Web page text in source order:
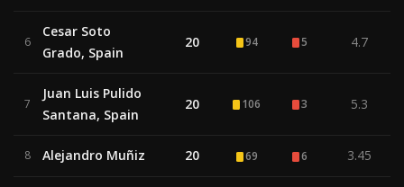
6
Cesar Soto
Grado, Spain
20 94 5 4.7
7
Juan Luis Pulido
Santana, Spain
20 106 3 5.3
8 Alejandro Muñiz 20 69 6 3.45